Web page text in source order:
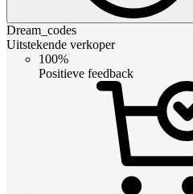
Dream_codes
Uitstekende verkoper
100%
Positieve feedback